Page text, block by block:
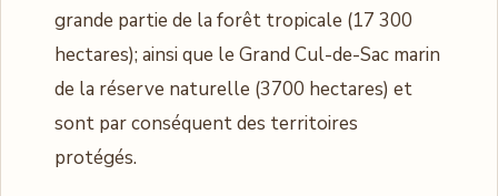
grande partie de la forêt tropicale (17 300
hectares); ainsi que le Grand Cul-de-Sac marin
de la réserve naturelle (3700 hectares) et
sont par conséquent des territoires
protégés.